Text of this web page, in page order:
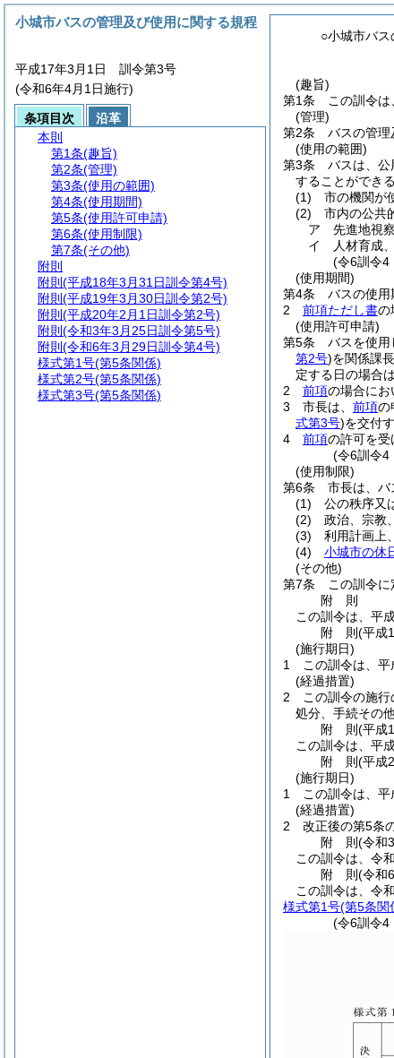
○小城市バ
(趣旨)
第1条
この訓令
(管理)
第2条
バスの管理
(使用の範囲)
第3条
バスは、公
することができる
(1)
市の機関が
(2)
市内の公共
ア
先進地視
イ
人材育成
(令6訓令4
(使用期間)
第4条
バスの使用
2
前項ただし書の
(使用許可申請)
第5条
バスを使用
第2号)を関係課
定する日の場合
2
前項の場合にお
3
市長は、 前項の
式第3号)を交付
4
前項の許可を受
(令6訓令4
(使用制限)
第6条
市長は、バ
(1)
公の秩序又
(2)
政治、宗教
(3)
利用計画上
(4)
小城市の休
(その他)
第7条
この訓令
附 則
この訓令は、平
附 則(平成
(施行期日)
1
この訓令は、平
(経過措置)
2
この訓令の施
処分、手続その
附 則(平成
この訓令は、平
附 則(平成
(施行期日)
1
この訓令は、平
(経過措置)
2
改正後の第5条
附 則(令和
この訓令は、令
附 則(令和
この訓令は、令
様式第1号(第5条関
(令6訓令4
小城市バスの管理及び使用に関する規程
平成17年3月1日 訓令第3号
(令和6年4月1日施行)
条項目次
沿革
本則
第1条(趣旨)
第2条(管理)
第3条(使用の範囲)
第4条(使用期間)
第5条(使用許可申請)
第6条(使用制限)
第7条(その他)
附則
附則 (平成18年3月31日訓令第4号)
附則 (平成19年3月30日訓令第2号)
附則 (平成20年2月1日訓令第2号)
附則 (令和3年3月25日訓令第5号)
附則 (令和6年3月29日訓令第4号)
様式第1号(第5条関係)
様式第2号(第5条関係)
様式第3号(第5条関係)